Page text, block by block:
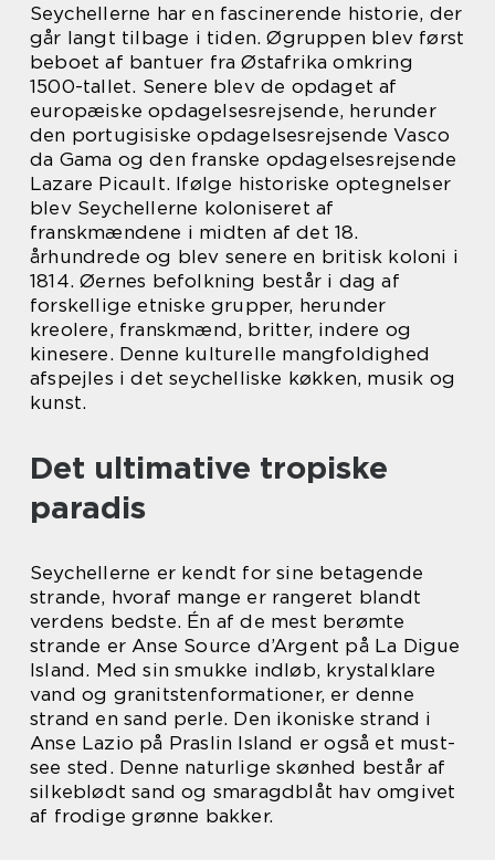
Seychellerne har en fascinerende historie, der
går langt tilbage i tiden. Øgruppen blev først
beboet af bantuer fra Østafrika omkring
1500-tallet. Senere blev de opdaget af
europæiske opdagelsesrejsende, herunder
den portugisiske opdagelsesrejsende Vasco
da Gama og den franske opdagelsesrejsende
Lazare Picault. Ifølge historiske optegnelser
blev Seychellerne koloniseret af
franskmændene i midten af det 18.
århundrede og blev senere en britisk koloni i
1814. Øernes befolkning består i dag af
forskellige etniske grupper, herunder
kreolere, franskmænd, britter, indere og
kinesere. Denne kulturelle mangfoldighed
afspejles i det seychelliske køkken, musik og
kunst.
Det ultimative tropiske
paradis
Seychellerne er kendt for sine betagende
strande, hvoraf mange er rangeret blandt
verdens bedste. Én af de mest berømte
strande er Anse Source d’Argent på La Digue
Island. Med sin smukke indløb, krystalklare
vand og granitstenformationer, er denne
strand en sand perle. Den ikoniske strand i
Anse Lazio på Praslin Island er også et must-
see sted. Denne naturlige skønhed består af
silkeblødt sand og smaragdblåt hav omgivet
af frodige grønne bakker.